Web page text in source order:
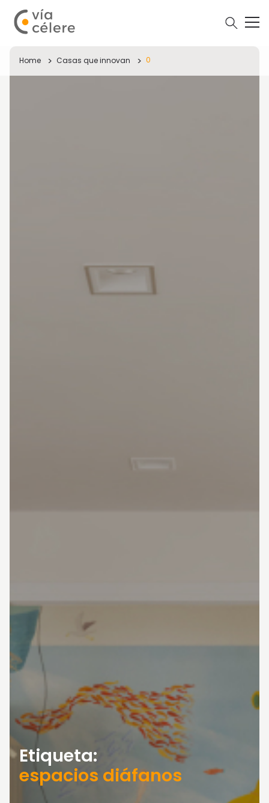
Home Casas que innovan 0
Etiqueta:
espacios diáfanos